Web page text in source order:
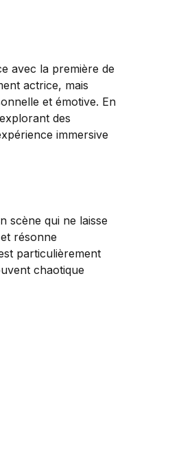
avec la première de
actrice, mais
et émotive. En
des
immersive
scène qui ne laisse
résonne
particulièrement
chaotique